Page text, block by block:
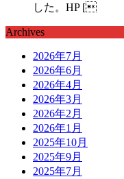
した。HP [
Archives
2026年7月
2026年6月
2026年4月
2026年3月
2026年2月
2026年1月
2025年10月
2025年9月
2025年7月